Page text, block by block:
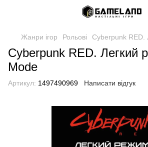
Жанри ігор Рольові Cyberpunk RED.
Cyberpunk RED. Легкий
Mode
Артикул: 1497490969 Написати відгук